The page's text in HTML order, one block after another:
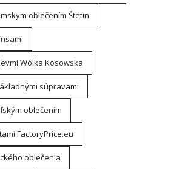
oblečením Štetin
Wólka Kosowska
súpravami
oblečením
FactoryPrice.eu
oblečenia